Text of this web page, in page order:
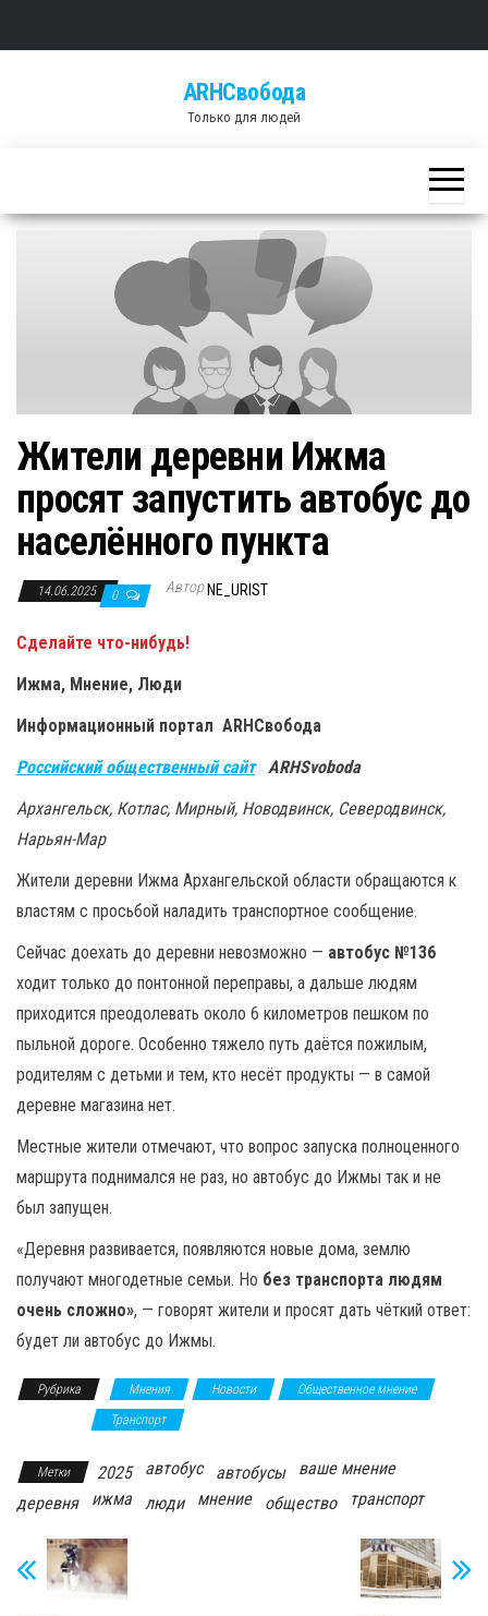
ARHСвобода
Только для людей
Жители деревни Ижма
просят запустить автобус до
населённого пункта
14.06.2025 0 Автор NE_URIST
Сделайте что-нибудь!
Ижма, Мнение, Люди
Информационный портал ARHСвобода
Российский общественный сайтARHSvoboda
Архангельск, Котлас, Мирный, Новодвинск, Северодвинск,
Нарьян-Мар
Жители деревни Ижма Архангельской области обращаются к
властям с просьбой наладить транспортное сообщение.
Сейчас доехать до деревни невозможно — автобус №136
ходит только до понтонной переправы, а дальше людям
приходится преодолевать около 6 километров пешком по
пыльной дороге. Особенно тяжело путь даётся пожилым,
родителям с детьми и тем, кто несёт продукты — в самой
деревне магазина нет.
Местные жители отмечают, что вопрос запуска полноценного
маршрута поднимался не раз, но автобус до Ижмы так и не
был запущен.
«Деревня развивается, появляются новые дома, землю
получают многодетные семьи. Но без транспорта людям
очень сложно», — говорят жители и просят дать чёткий ответ:
будет ли автобус до Ижмы.
Рубрика Мнения Новости
Общественное мнение
Транспорт
Метки 2025 автобус автобусы
ваше мнение
деревня
ижма люди мнение общество транспорт